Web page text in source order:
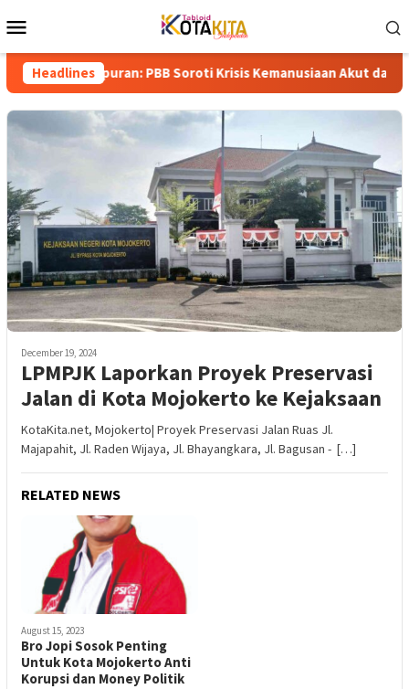
to
Menu
HeadlinesPBB Soroti Krisis Kemanusiaan Akut dan Kekerasan
December 19, 2024
LPMPJK Laporkan Proyek Preservasi
Jalan di Kota Mojokerto ke Kejaksaan
KotaKita.net, Mojokerto| Proyek Preservasi Jalan Ruas Jl.
Majapahit, Jl. Raden Wijaya, Jl. Bhayangkara, Jl. Bagusan - […]
RELATED NEWS
August 15, 2023
Bro Jopi Sosok Penting
Untuk Kota Mojokerto Anti
Korupsi dan Money Politik